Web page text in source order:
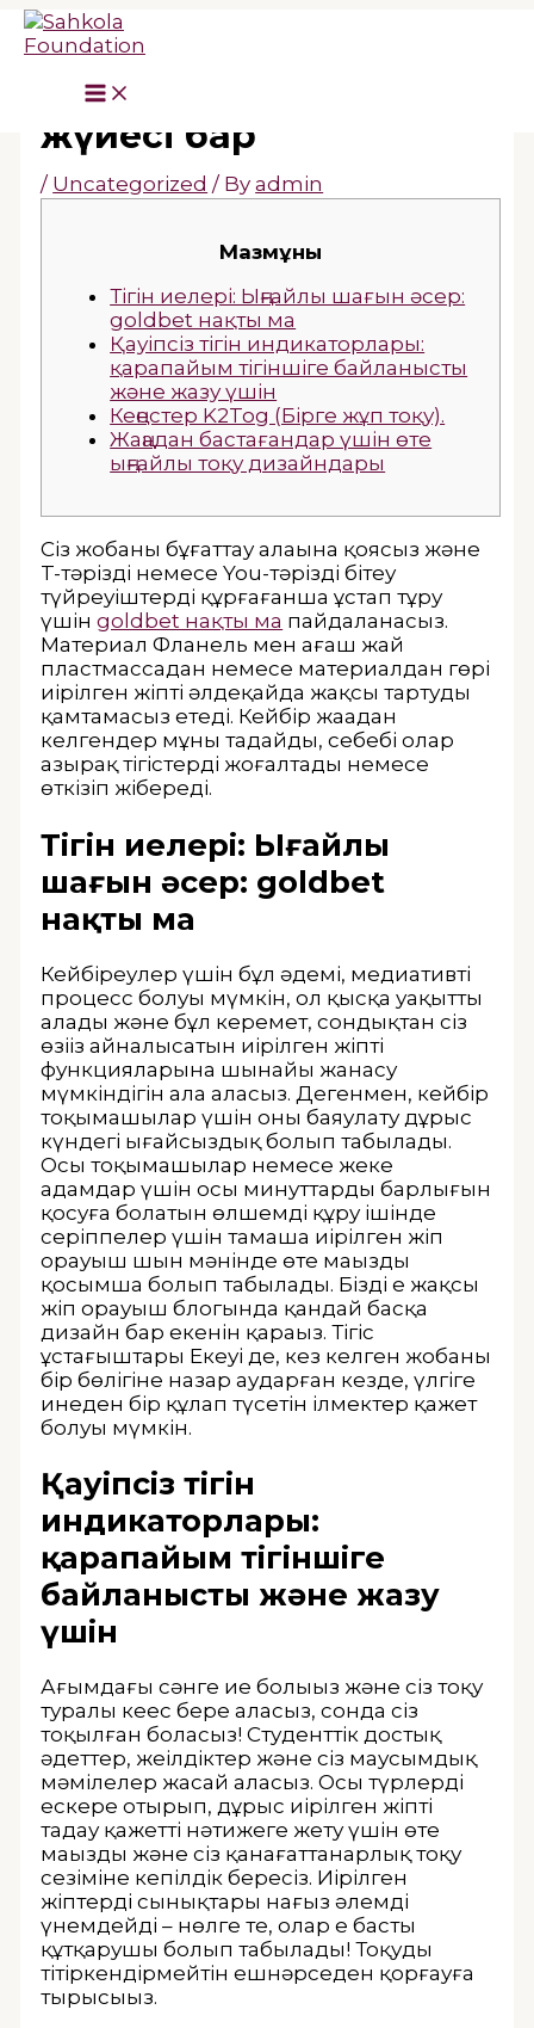
Skip
to
он goldbet нақты ма тоқу
жүйесі бар
/ Uncategorized / Byadmin
Мазмұны
Тігін иелері: Ыңғайлы шағын әсер:
goldbet нақты ма
Қауіпсіз тігін индикаторлары:
қарапайым тігіншіге байланысты
және жазу үшін
Кеңестер K2Tog (Бірге жұп тоқу).
Жаңадан бастағандар үшін өте
ыңғайлы тоқу дизайндары
Сіз жобаны бұғаттау алаңына қоясыз және
T-тәрізді немесе You-тәрізді бітеу
түйреуіштерді құрғағанша ұстап тұру
үшінgoldbet нақты ма пайдаланасыз.
Материал Фланель мен ағаш жай
пластмассадан немесе материалдан гөрі
иірілген жіпті әлдеқайда жақсы тартуды
қамтамасыз етеді. Кейбір жаңадан
келгендер мұны таңдайды, себебі олар
азырақ тігістерді жоғалтады немесе
өткізіп жібереді.
Тігін иелері: Ыңғайлы
шағын әсер: goldbet
нақты ма
Кейбіреулер үшін бұл әдемі, медиативті
процесс болуы мүмкін, ол қысқа уақытты
алады және бұл керемет, сондықтан сіз
өзіңіз айналысатын иірілген жіптің
функцияларына шынайы жанасу
мүмкіндігін ала аласыз. Дегенмен, кейбір
тоқымашылар үшін оны баяулату дұрыс
күндегі ыңғайсыздық болып табылады.
Осы тоқымашылар немесе жеке
адамдар үшін осы минуттардың барлығын
қосуға болатын өлшемді құру ішінде
серіппелер үшін тамаша иірілген жіп
орауыш шын мәнінде өте маңызды
қосымша болып табылады. Біздің ең жақсы
жіп орауыш блогында қандай басқа
дизайн бар екенін қараңыз. Тігіс
ұстағыштары Екеуі де, кез келген жобаның
бір бөлігіне назар аударған кезде, үлгіге
инеден бір құлап түсетін ілмектер қажет
болуы мүмкін.
Қауіпсіз тігін
индикаторлары:
қарапайым тігіншіге
байланысты және жазу
үшін
Ағымдағы сәнге ие болыңыз және сіз тоқу
туралы кеңес бере аласыз, сонда сіз
тоқылған боласыз! Студенттік достық
әдеттер, жеңілдіктер және сіз маусымдық
мәмілелер жасай аласыз. Осы түрлерді
ескере отырып, дұрыс иірілген жіпті
таңдау қажетті нәтижеге жету үшін өте
маңызды және сіз қанағаттанарлық тоқу
сезіміне кепілдік бересіз. Иірілген
жіптердің сынықтары нағыз әлемді
үнемдейді – нөлге тең, олар ең басты
құтқарушы болып табылады! Тоқуды
тітіркендірмейтін ешнәрседен қорғауға
тырысыңыз.